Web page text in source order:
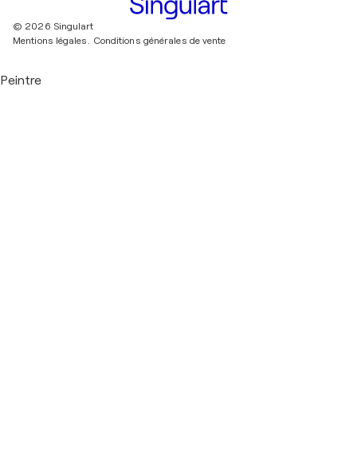
© 2026 Singulart
Mentions légales.
Conditions générales de vente
Peintre